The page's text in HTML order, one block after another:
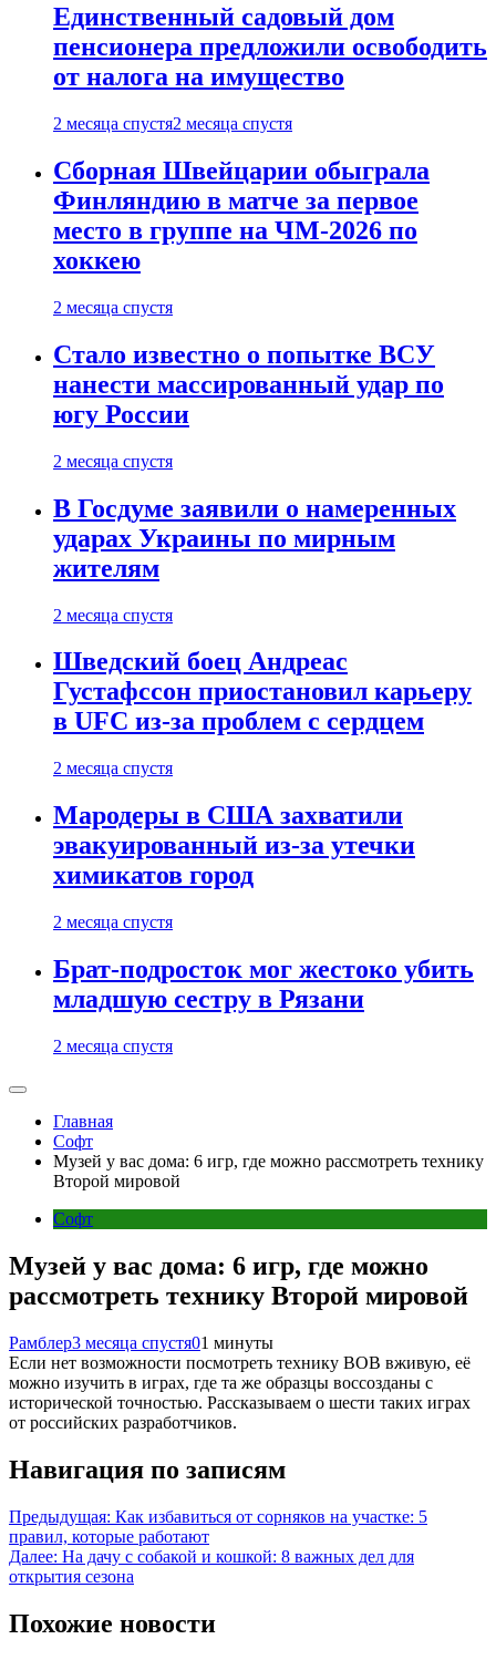
Единственный садовый дом
пенсионера предложили освободить
от налога на имущество
2 месяца спустя2 месяца спустя
Сборная Швейцарии обыграла
Финляндию в матче за первое
место в группе на ЧМ-2026 по
хоккею
2 месяца спустя
Стало известно о попытке ВСУ
нанести массированный удар по
югу России
2 месяца спустя
В Госдуме заявили о намеренных
ударах Украины по мирным
жителям
2 месяца спустя
Шведский боец Андреас
Густафссон приостановил карьеру
в UFC из-за проблем с сердцем
2 месяца спустя
Мародеры в США захватили
эвакуированный из-за утечки
химикатов город
2 месяца спустя
Брат-подросток мог жестоко убить
младшую сестру в Рязани
2 месяца спустя
Главная
Софт
Музей у вас дома: 6 игр, где можно рассмотреть технику
Второй мировой
Софт
Музей у вас дома: 6 игр, где можно
рассмотреть технику Второй мировой
Рамблер3 месяца спустя01 минуты
Если нет возможности посмотреть технику ВОВ вживую, её
можно изучить в играх, где та же образцы воссозданы с
исторической точностью. Рассказываем о шести таких играх
от российских разработчиков.
Навигация по записям
Предыдущая: Как избавиться от сорняков на участке: 5
правил, которые работают
Далее: На дачу с собакой и кошкой: 8 важных дел для
открытия сезона
Похожие новости